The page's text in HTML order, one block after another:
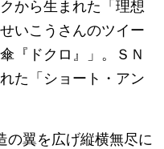
から生まれた「理想
いこうさんのツイー
『ドクロ』」。ＳＮ
た「ショート・アン
の翼を広げ縦横無尽に